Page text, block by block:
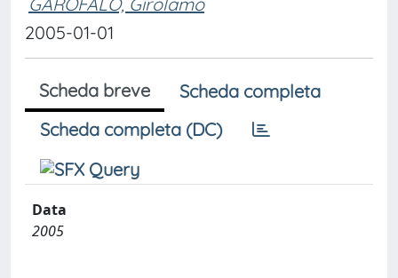
2005-01-01
Scheda breve
Scheda completa
Scheda completa (DC)
Data
2005